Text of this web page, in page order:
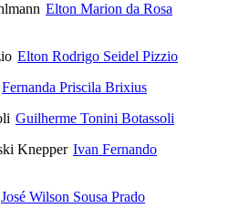
Elton Marion da Rosa
Elton Rodrigo Seidel Pizzio
Fernanda Priscila Brixius
Guilherme Tonini Botassoli
Ivan Fernando
José Wilson Sousa Prado